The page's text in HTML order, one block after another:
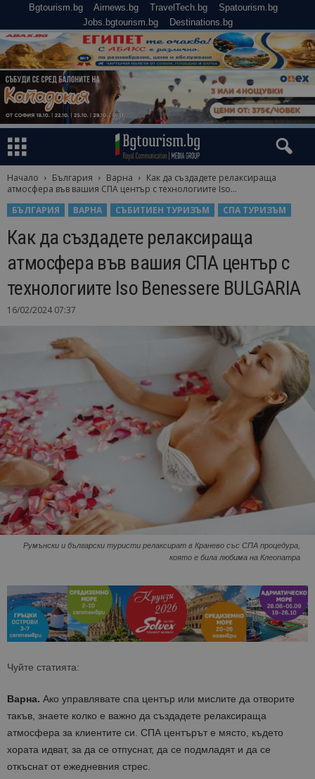
Bgtourism.bg Airnews.bg TravelTech.bg
Spatourism.bg
Jobs.bgtourism.bg
Destinations.bg
Начало България Варна
Как да създадете релаксираща
атмосфера във вашия СПА център с технологиите Iso...
БЪЛГАРИЯ
ВАРНА СЪБИТИЕН ТУРИЗЪМ СПА ТУРИЗЪМ
Как да създадете релаксираща
атмосфера във вашия СПА център с
технологиите Iso Benessere BULGARIA
16/02/2024 07:37
Румънски и български туристи релаксират в Кранево със СПА процедура,
която е била любима на Клеопатра
Чуйте статията:
Варна. Ако управлявате спа център или мислите да отворите
такъв, знаете колко е важно да създадете релаксираща
атмосфера за клиентите си. СПА центърът е място, където
хората идват, за да се отпуснат, да се подмладят и да се
откъснат от ежедневния стрес.